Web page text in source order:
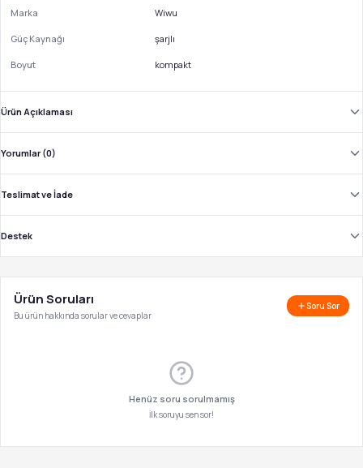
Marka Wiwu
Güç Kaynağı şarjlı
Boyut kompakt
Ürün Açıklaması
Yorumlar (0)
Teslimat ve İade
Destek
Ürün Soruları
Bu ürün hakkında sorular ve cevaplar
Soru Sor
Henüz soru sorulmamış
İlk soruyu sen sor!